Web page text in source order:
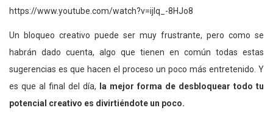
https://www.youtube.com/watch?v=ijIq_-8HJo8
Un bloqueo creativo puede ser muy frustrante, pero como se
habrán dado cuenta, algo que tienen en común todas estas
sugerencias es que hacen el proceso un poco más entretenido. Y
es que al final del día,
la mejor forma de desbloquear todo tu
potencial creativo es divirtiéndote un poco.